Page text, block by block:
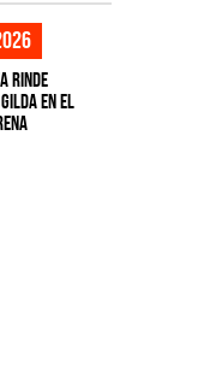
rinde
en el